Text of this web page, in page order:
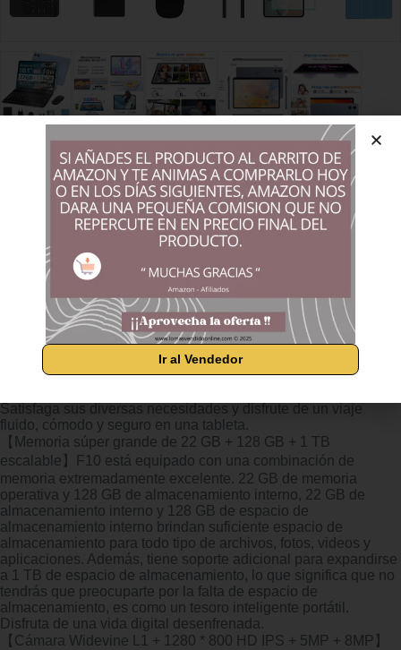
Tableta Tabletas Android de 10 pulgadas
【¿Por qué elegir el último sistema Android 14? La tableta F10
está bien equipada con el avanzado sistema operativo Android
14, que le brinda una serie de funciones de vanguardia y
actualizaciones continuas. Las tabletas con Android 14 han
introducido nuevas funciones de privacidad y seguridad
destinadas a optimizar la experiencia general del usuario de
las tabletas. En términos de seguridad, están reforzados capa
Satisfaga sus diversas necesidades y disfrute de un viaje
fluido, cómodo y seguro en una tableta.
【Memoria súper grande de 22 GB + 128 GB + 1 TB
escalable】F10 está equipado con una combinación de
memoria extremadamente excelente. 22 GB de memoria
operativa y 128 GB de almacenamiento interno, 22 GB de
almacenamiento interno y 128 GB de espacio de
almacenamiento interno brindan suficiente espacio de
almacenamiento para todo tipo de archivos, fotos, videos y
aplicaciones. Además, tiene soporte adicional para expandirse
a 1 TB de espacio de almacenamiento, lo que significa que no
tendrás que preocuparte por la falta de espacio de
almacenamiento, es como un tesoro inteligente portátil.
Disfruta de una vida digital desenfrenada.
【Cámara Widevine L1 + 1280 * 800 HD IPS + 5MP + 8MP】
Ir al Vendedor